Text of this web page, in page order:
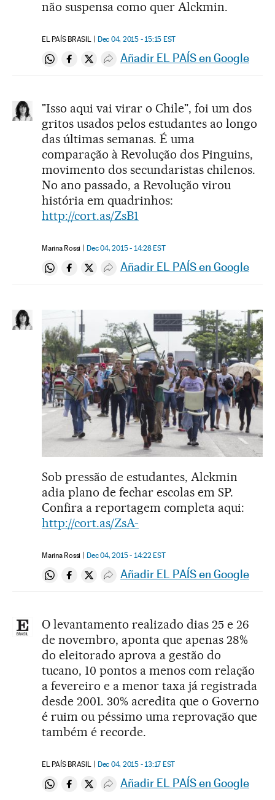
não suspensa como quer Alckmin.
EL PAÍS BRASIL Dec 04, 2015 - 15:15 EST
Compartir en Whatsapp
Compartir en Facebook
Compartir en Twitter
Desplegar Redes Sociales
Añadir EL PAÍS en Google
"Isso aqui vai virar o Chile", foi um dos
gritos usados pelos estudantes ao longo
das últimas semanas. É uma
comparação à Revolução dos Pinguins,
movimento dos secundaristas chilenos.
No ano passado, a Revolução virou
história em quadrinhos:
http://cort.as/ZsB1
Marina Rossi Dec 04, 2015 - 14:28 EST
Compartir en Whatsapp
Compartir en Facebook
Compartir en Twitter
Desplegar Redes Sociales
Añadir EL PAÍS en Google
Sob pressão de estudantes, Alckmin
adia plano de fechar escolas em SP.
Confira a reportagem completa aqui:
http://cort.as/ZsA-
Marina Rossi Dec 04, 2015 - 14:22 EST
Compartir en Whatsapp
Compartir en Facebook
Compartir en Twitter
Desplegar Redes Sociales
Añadir EL PAÍS en Google
O levantamento realizado dias 25 e 26
de novembro, aponta que apenas 28%
do eleitorado aprova a gestão do
tucano, 10 pontos a menos com relação
a fevereiro e a menor taxa já registrada
desde 2001. 30% acredita que o Governo
é ruim ou péssimo uma reprovação que
também é recorde.
EL PAÍS BRASIL Dec 04, 2015 - 13:17 EST
Compartir en Whatsapp
Compartir en Facebook
Compartir en Twitter
Desplegar Redes Sociales
Añadir EL PAÍS en Google